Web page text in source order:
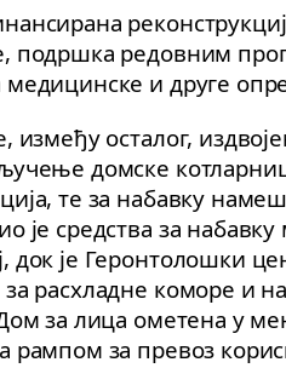
подршка редовним
медицинске и друге
између осталог,
домске
те за набавку
је средства за
док је Геронтолошки
расхладне коморе и
за лица ометена у
рампом за превоз